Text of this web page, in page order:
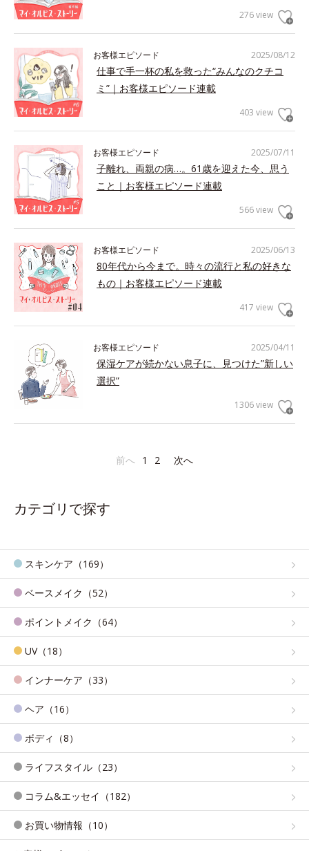
276 view
2025/08/12
お客様エピソード
仕事で手一杯の私を救った“みんなのクチコ
ミ”｜お客様エピソード連載
403 view
2025/07/11
お客様エピソード
子離れ、両親の病…。61歳を迎えた今、思う
こと｜お客様エピソード連載
566 view
2025/06/13
お客様エピソード
80年代から今まで。時々の流行と私の好きな
もの｜お客様エピソード連載
417 view
2025/04/11
お客様エピソード
保湿ケアが続かない息子に、見つけた”新しい
選択”
1306 view
前へ 1 2 次へ
カテゴリで探す
スキンケア（169）
ベースメイク（52）
ポイントメイク（64）
UV（18）
インナーケア（33）
ヘア（16）
ボディ（8）
ライフスタイル（23）
コラム&エッセイ（182）
お買い物情報（10）